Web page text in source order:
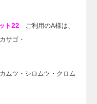
ト22
ご利用のA様は、
サゴ・
ムツ・シロムツ・クロム